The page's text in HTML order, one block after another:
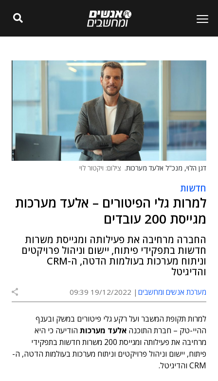
דגן הלוי, מנכ"ל אלעד מערכות. צילום: ויקטור לוי
חדשות
למרות גלי הפיטורים – אלעד מערכות
מגייסת 200 עובדים
החברה מרחיבה את פעילותה ומגייסת משרות
חדשות בתפקידי פיתוח, יישום וניהול פרויקטים
וניתוח מערכות בעולמות הדטה, ה-CRM
והדיגיטל
מערכת אנשים ומחשבים 19/12/2022 09:39
למרות תקופת המשבר ועל רקע גלי פיטורים במשק ובענף
ההיי-טק – חברת התוכנה אלעד מערכות הודיעה כי היא
מרחיבה את פעילותה ומגייסת 200 משרות חדשות בתפקידי
פיתוח, יישום וניהול פרויקטים וניתוח מערכות בעולמות הדטה, ה-
CRM והדיגיטל.